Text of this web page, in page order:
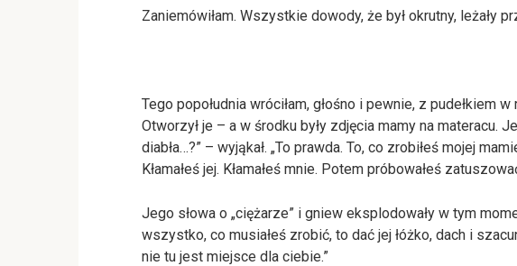
Zaniemówiłam. Wszystkie dowody, że był okrutny, leżały
Tego popołudnia wróciłam, głośno i pewnie, z pudełkiem
Otworzył je – a w środku były zdjęcia mamy na materacu.
diabła…?” – wyjąkał. „To prawda. To, co zrobiłeś mojej
Kłamałeś jej. Kłamałeś mnie. Potem próbowałeś
Jego słowa o „ciężarze” i gniew eksplodowały w tym
wszystko, co musiałeś zrobić, to dać jej łóżko, dach i
nie tu jest miejsce dla ciebie.”